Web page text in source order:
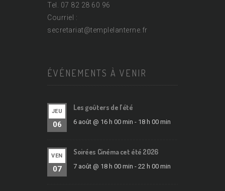
Tel. 07 82 28 60 96
Courriel :
secretariat@templelanterne.fr
ÉVÉNEMENTS À VENIR
JEU
06
Les goûters de l’été
6 août @ 16 h 00 min - 18 h 00 min
VEN
07
Soirées Cinéma cet été 2026
7 août @ 18 h 00 min - 22 h 00 min